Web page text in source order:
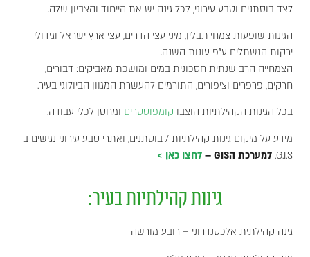
לצד בוסתנים וטבע עירוני, לכל גינה יש את הייחוד והצביון שלה.
הגינות שופעות צמחי תבלין, מיני עצי הדרים, עצי ארץ ישראל וגידולי
ירקות הנשתלים ע"פ עונות השנה.
הצמחייה הרב שנתית חסכונית במים ומושכת מאביקים: דבורים,
חרקים, פרפרים וציפורים, התורמים להעשרת המגוון הביולוגי בעיר.
בכל הגינות הקהילתיות הוצבו קומפוסטרים ומחסן לכלי עבודה.
מידע על מיקום גינות קהילתיות / בוסתנים, ואתרי טבע עירוני נגישים ב-
G.I.S. למערכת הGIS – לחצו כאן >
גינות קהילתיות בעיר:
גינה קהילתית אלכסנדרוני – רובע מורשה